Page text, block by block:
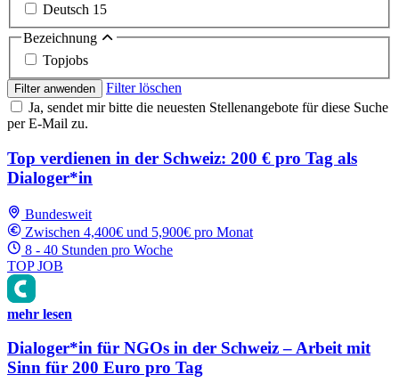
Deutsch 15
Bezeichnung
Topjobs
Filter anwenden
Filter löschen
Ja, sendet mir bitte die neuesten Stellenangebote für diese Suche
per E-Mail zu.
Top verdienen in der Schweiz: 200 € pro Tag als
Dialoger*in
Bundesweit
Zwischen 4,400€ und 5,900€ pro Monat
8 - 40 Stunden pro Woche
TOP JOB
mehr lesen
Dialoger*in für NGOs in der Schweiz – Arbeit mit
Sinn für 200 Euro pro Tag